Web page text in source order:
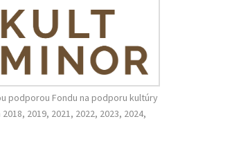
podporou Fondu na podporu kultúry
2019, 2021, 2022, 2023, 2024,